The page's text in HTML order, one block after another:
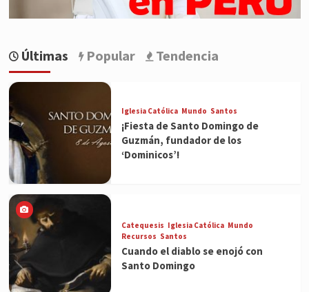
Últimas Popular Tendencia
Iglesia Católica Mundo Santos
¡Fiesta de Santo Domingo de
Guzmán, fundador de los
‘Dominicos’!
Catequesis Iglesia Católica Mundo
Recursos Santos
Cuando el diablo se enojó con
Santo Domingo